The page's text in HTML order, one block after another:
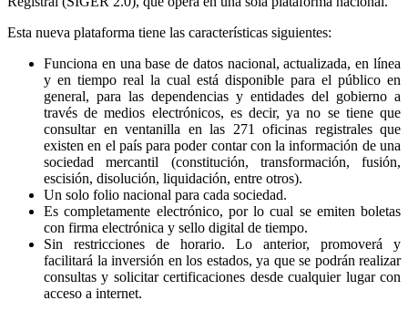
Esta nueva plataforma tiene las características siguientes:
Funciona en una base de datos nacional, actualizada, en línea
y en tiempo real la cual está disponible para el público en
general, para las dependencias y entidades del gobierno a
través de medios electrónicos, es decir, ya no se tiene que
consultar en ventanilla en las 271 oficinas registrales que
existen en el país para poder contar con la información de una
sociedad mercantil (constitución, transformación, fusión,
escisión, disolución, liquidación, entre otros).
Un solo folio nacional para cada sociedad.
Es completamente electrónico, por lo cual se emiten boletas
con firma electrónica y sello digital de tiempo.
Sin restricciones de horario. Lo anterior, promoverá y
facilitará la inversión en los estados, ya que se podrán realizar
consultas y solicitar certificaciones desde cualquier lugar con
acceso a internet.